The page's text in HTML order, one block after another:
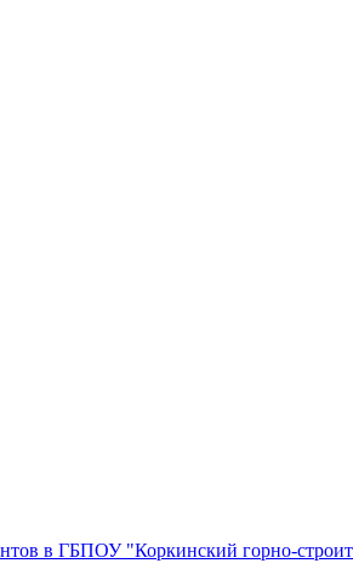
в ГБПОУ "Коркинский горно-